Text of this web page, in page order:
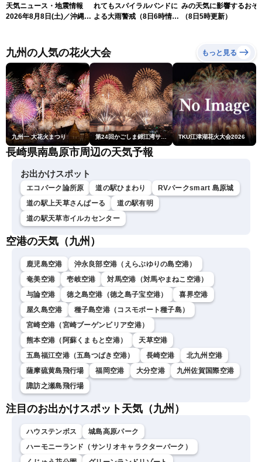
天気ニュース・地震情報
2026年8月8日(土)／沖縄・
〈ウェザーニュースLiVEモ
ーニング・松本真央／山口
剛央〉
れてもスパイラルバンドに
よる大雨警戒（8日6時情
みの天気に影響するおそ
（8日5時更新）
九州の人気の花火大会 もっと見る
九州一 大花火まつり 第24回かごしま錦江湾サマーナイト大花火大会 TKU江津湖花火大会2026
長崎県南島原市周辺の天気予報
お出かけスポット
エコパーク論所原 道の駅ひまわり
RVパークsmart 島原城
道の駅上天草さんぱーる
道の駅有明
道の駅天草市イルカセンター
空港の天気（九州）
鹿児島空港
沖永良部空港（えらぶゆりの島空港）
奄美空港
壱岐空港
対馬空港（対馬やまねこ空港）
与論空港
徳之島空港（徳之島子宝空港）
喜界空港
屋久島空港
種子島空港（コスモポート種子島）
宮崎空港（宮崎ブーゲンビリア空港）
熊本空港（阿蘇くまもと空港）
天草空港
五島福江空港（五島つばき空港）
長崎空港
北九州空港
薩摩硫黄島飛行場
福岡空港 大分空港
九州佐賀国際空港
諏訪之瀬島飛行場
注目のお出かけスポット天気（九州）
ハウステンボス
城島高原パーク
ハーモニーランド（サンリオキャラクターパーク）